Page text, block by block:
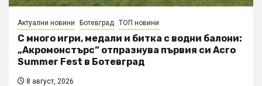
Актуални новини Ботевград ТОП новини
С много игри, медали и битка с водни балони:
„Акромонстърс“ отпразнува първия си Acro
Summer Fest в Ботевград
8 август, 2026